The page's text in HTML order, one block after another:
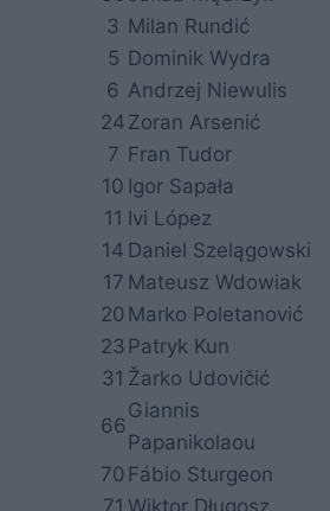
3 Milan Rundić
5 Dominik Wydra
6 Andrzej Niewulis
24 Zoran Arsenić
7 Fran Tudor
10 Igor Sapała
11 Ivi López
14 Daniel Szelągowski
17 Mateusz Wdowiak
20 Marko Poletanović
23 Patryk Kun
31 Žarko Udovičić
66
Giannis
Papanikolaou
70 Fábio Sturgeon
71 Wiktor Długosz